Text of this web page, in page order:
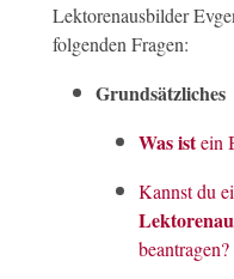
Lektorenausbilder
folgenden Fragen:
Grundsätzliches
Was istein
Kannst du
beantragen?